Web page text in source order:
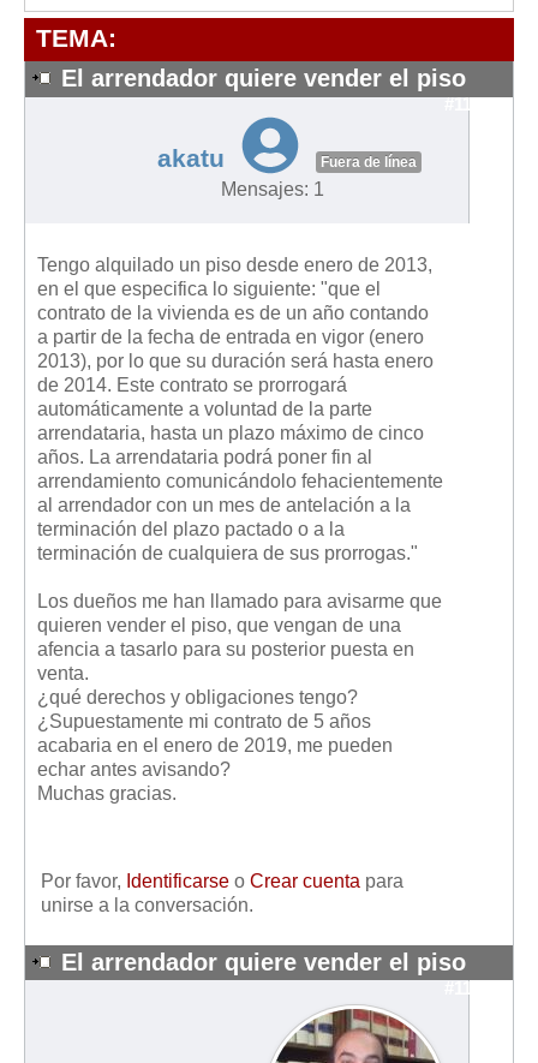
Requerimientos y comunicaciones
Formularios sobre Propiedad Horizontal
Modelos de Acta de Junta de Propietarios
Requerimientos y comunicaciones
Legislación sobre Arrendamientos Urbanos
Legislación sobre la Comunidad de Propietarios
Legislación sobre Adquisición de Vivienda en Propiedad
Legislación de interés práctico
Diccionario
Usuario
Entrar / Salir
Mis boletines
TEMA:
El arrendador quiere vender el piso
akatu Fuera de línea
Mensajes: 1
Tengo alquilado un piso desde enero de 2013,
en el que especifica lo siguiente: "que el
contrato de la vivienda es de un año contando
a partir de la fecha de entrada en vigor (enero
2013), por lo que su duración será hasta enero
de 2014. Este contrato se prorrogará
automáticamente a voluntad de la parte
arrendataria, hasta un plazo máximo de cinco
años. La arrendataria podrá poner fin al
arrendamiento comunicándolo fehacientemente
al arrendador con un mes de antelación a la
terminación del plazo pactado o a la
terminación de cualquiera de sus prorrogas."
Los dueños me han llamado para avisarme que
quieren vender el piso, que vengan de una
afencia a tasarlo para su posterior puesta en
venta.
¿qué derechos y obligaciones tengo?
¿Supuestamente mi contrato de 5 años
acabaria en el enero de 2019, me pueden
echar antes avisando?
Muchas gracias.
Por favor, Identificarse o Crear cuenta para
unirse a la conversación.
El arrendador quiere vender el piso
#11573